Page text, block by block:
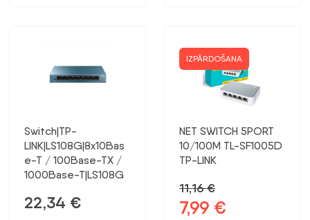
Switch|TP-
LINK|LS108G|8x10Bas
e-T / 100Base-TX /
1000Base-T|LS108G
22,34 €
IZPĀRDOŠANA
NET SWITCH 5PORT
10/100M TL-SF1005D
TP-LINK
11,16€
Sākotnējā
7,99 €